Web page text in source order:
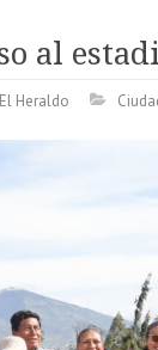
al
El Heraldo